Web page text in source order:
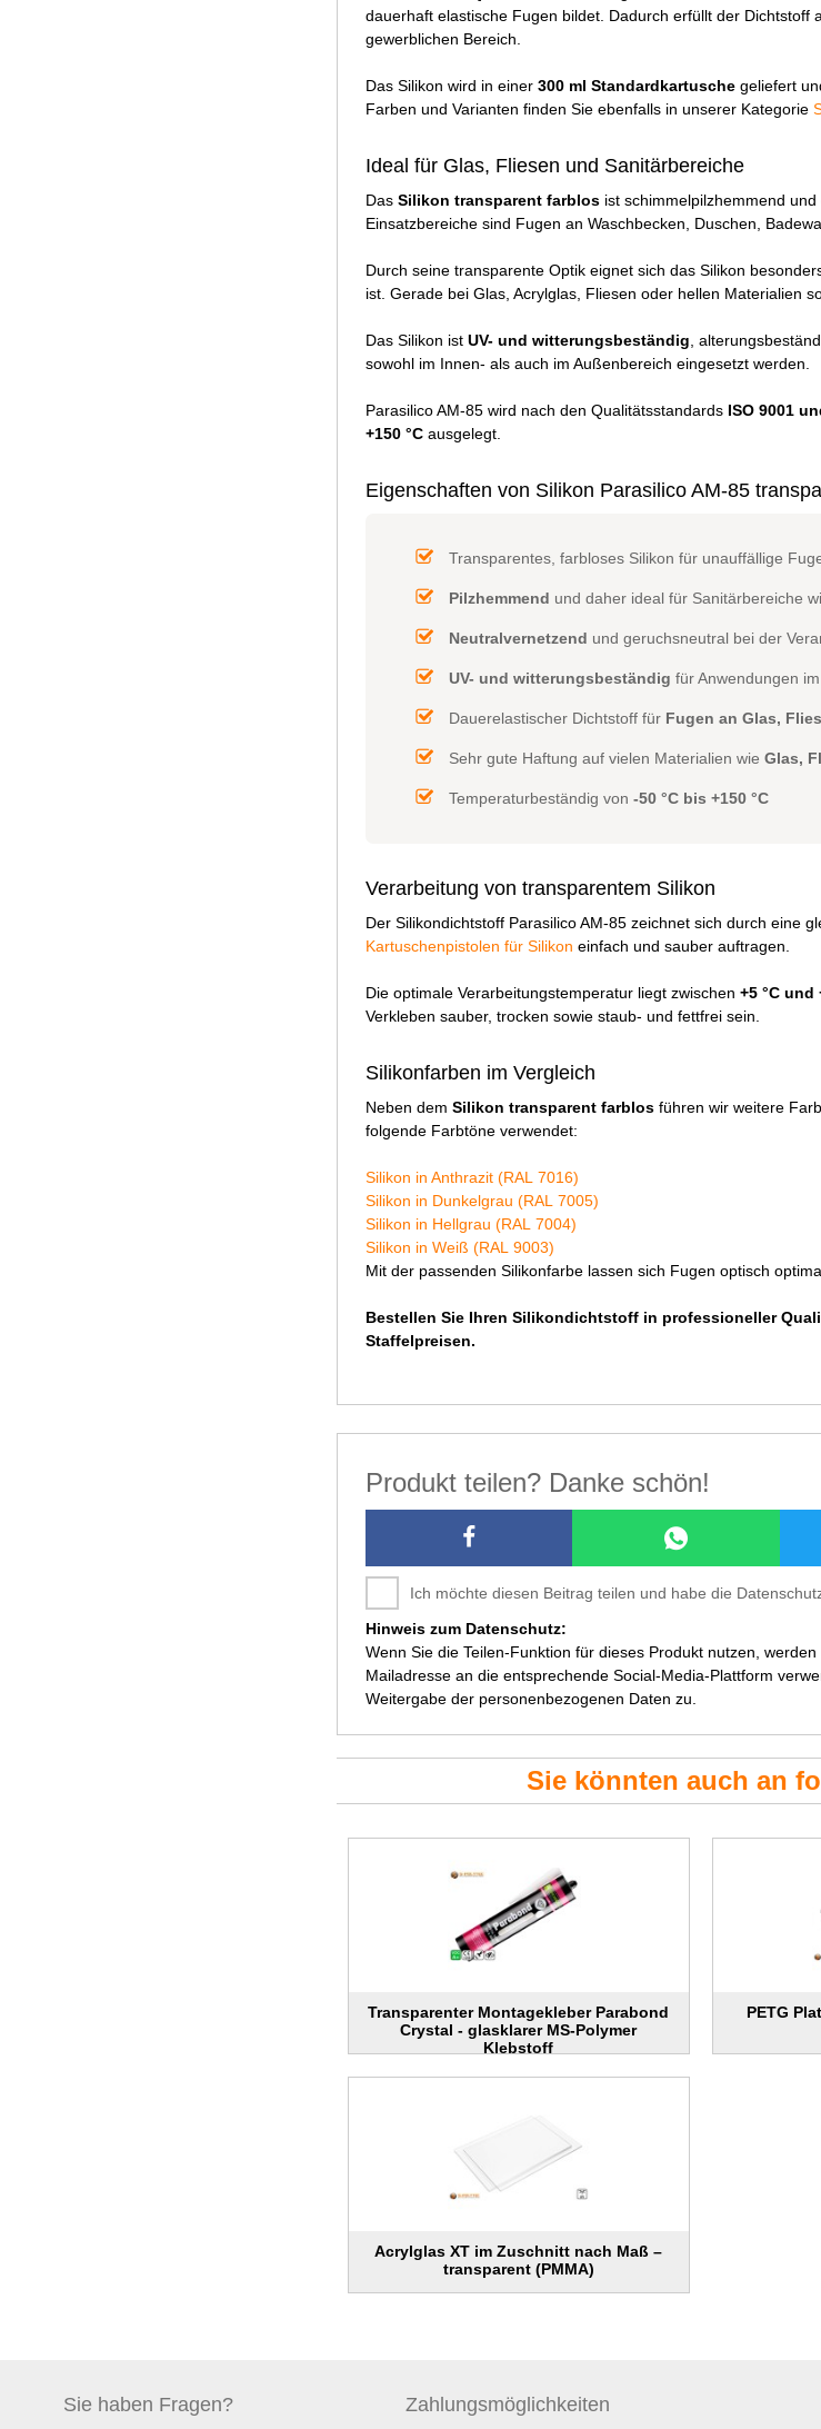
dauerhaft elastische Fugen bildet. Dadurch erfüllt der
gewerblichen Bereich.
Das Silikon wird in einer 300 ml Standardkartusche geliefert
Farben und Varianten finden Sie ebenfalls in unserer Kategorie
Ideal für Glas, Fliesen und Sanitärbereiche
Das Silikon transparent farblos ist schimmelpilzhemmend
Einsatzbereiche sind Fugen an Waschbecken, Duschen,
Durch seine transparente Optik eignet sich das Silikon
ist. Gerade bei Glas, Acrylglas, Fliesen oder hellen Materialien
Das Silikon ist UV- und witterungsbeständig,
sowohl im Innen- als auch im Außenbereich eingesetzt werden.
Parasilico AM-85 wird nach den Qualitätsstandards ISO 9001
+150 °C ausgelegt.
Eigenschaften von Silikon Parasilico AM-85
Transparentes, farbloses Silikon für unauffällige
Pilzhemmend und daher ideal für Sanitärbereiche
Neutralvernetzend und geruchsneutral bei der
UV- und witterungsbeständig für Anwendungen
Dauerelastischer Dichtstoff für Fugen an Glas,
Sehr gute Haftung auf vielen Materialien wie Glas,
Temperaturbeständig von -50 °C bis +150 °C
Verarbeitung von transparentem Silikon
Der Silikondichtstoff Parasilico AM-85 zeichnet sich durch eine
Kartuschenpistolen für Silikon einfach und sauber auftragen.
Die optimale Verarbeitungstemperatur liegt zwischen +5 °C und
Verkleben sauber, trocken sowie staub- und fettfrei sein.
Silikonfarben im Vergleich
Neben dem Silikon transparent farblos führen wir weitere
folgende Farbtöne verwendet:
Silikon in Anthrazit (RAL 7016)
Silikon in Dunkelgrau (RAL 7005)
Silikon in Hellgrau (RAL 7004)
Silikon in Weiß (RAL 9003)
Mit der passenden Silikonfarbe lassen sich Fugen optisch
Bestellen Sie Ihren Silikondichtstoff in professioneller
Staffelpreisen.
Produkt teilen? Danke schön!
Ich möchte diesen Beitrag teilen und habe die
Hinweis zum Datenschutz:
Wenn Sie die Teilen-Funktion für dieses Produkt nutzen,
Mailadresse an die entsprechende Social-Media-Plattform
Weitergabe der personenbezogenen Daten zu.
Sie könnten auch an
Transparenter Montagekleber Parabond
Crystal - glasklarer MS-Polymer
Klebstoff
PETG
Acrylglas XT im Zuschnitt nach Maß –
transparent (PMMA)
Sie haben Fragen? Zahlungsmöglichkeiten